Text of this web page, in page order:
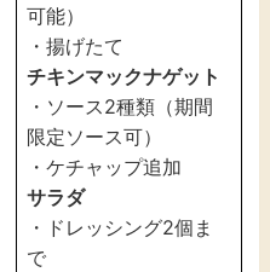
可能）
・揚げたて
チキンマックナゲット
・ソース2種類（期間
限定ソース可）
・ケチャップ追加
サラダ
・ドレッシング2個ま
で